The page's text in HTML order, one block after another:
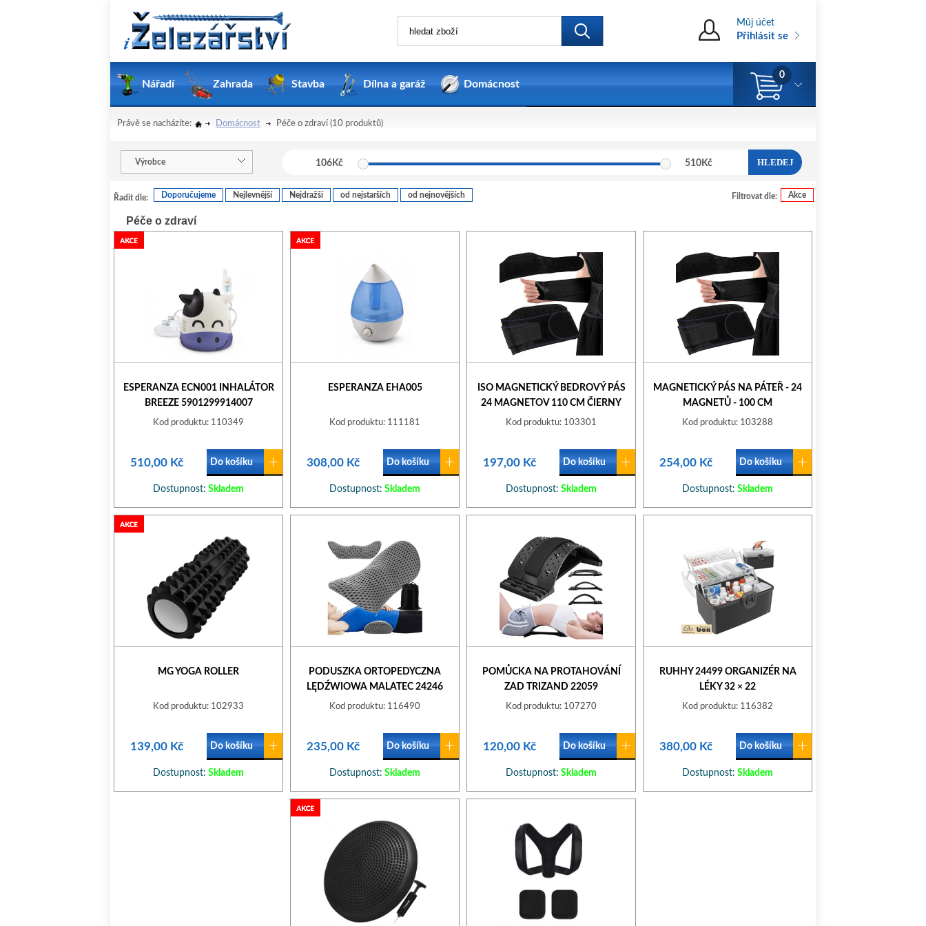
Můj účet
Přihlásit se
Nářadí Zahrada Stavba Dílna a garáž Domácnost
0
Právě se nacházíte: Domácnost Péče o zdraví (10 produktů)
Výrobce 106Kč 510Kč HLEDEJ
Filtrovat dle: Akce
Řadit dle: Doporučujeme Nejlevnější Nejdražší od nejstarších od nejnovějších
Péče o zdraví
ESPERANZA ECN001 INHALÁTOR
BREEZE 5901299914007
Kod produktu: 110349
510,00 Kč Do košíku
Dostupnost: Skladem
ESPERANZA EHA005
Kod produktu: 111181
308,00 Kč Do košíku
Dostupnost: Skladem
ISO MAGNETICKÝ BEDROVÝ PÁS
24 MAGNETOV 110 CM ČIERNY
Kod produktu: 103301
197,00 Kč Do košíku
Dostupnost: Skladem
MAGNETICKÝ PÁS NA PÁTEŘ - 24
MAGNETŮ - 100 CM
Kod produktu: 103288
254,00 Kč Do košíku
Dostupnost: Skladem
MG YOGA ROLLER
Kod produktu: 102933
139,00 Kč Do košíku
Dostupnost: Skladem
PODUSZKA ORTOPEDYCZNA
LĘDŹWIOWA MALATEC 24246
Kod produktu: 116490
235,00 Kč Do košíku
Dostupnost: Skladem
POMŮCKA NA PROTAHOVÁNÍ
ZAD TRIZAND 22059
Kod produktu: 107270
120,00 Kč Do košíku
Dostupnost: Skladem
RUHHY 24499 ORGANIZÉR NA
LÉKY 32 × 22
Kod produktu: 116382
380,00 Kč Do košíku
Dostupnost: Skladem